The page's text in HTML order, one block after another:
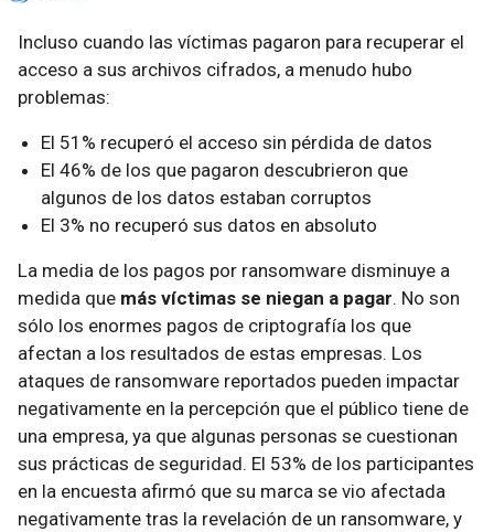
Incluso cuando las víctimas pagaron para recuperar el
acceso a sus archivos cifrados, a menudo hubo
problemas:
El 51% recuperó el acceso sin pérdida de datos
El 46% de los que pagaron descubrieron que
algunos de los datos estaban corruptos
El 3% no recuperó sus datos en absoluto
La media de los pagos por ransomware disminuye a
medida que más víctimas se niegan a pagar. No son
sólo los enormes pagos de criptografía los que
afectan a los resultados de estas empresas. Los
ataques de ransomware reportados pueden impactar
negativamente en la percepción que el público tiene de
una empresa, ya que algunas personas se cuestionan
sus prácticas de seguridad. El 53% de los participantes
en la encuesta afirmó que su marca se vio afectada
negativamente tras la revelación de un ransomware, y